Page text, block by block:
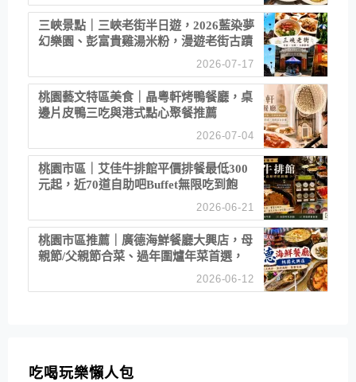
三峽景點｜三峽老街半日遊，2026藍染夢
幻樂園、彭富貴雞湯米粉，漫遊老街古蹟
2026-07-17
桃園藝文特區美食｜晶粵軒烤鴨餐廳，桌
邊片皮鴨三吃與港式點心聚餐推薦
2026-07-04
桃園市區｜艾佳牛排館平價排餐最低300
元起，近70道自助吧Buffet無限吃到飽
2026-06-21
桃園市區推薦｜廣德海鮮餐廳大興店，母
親節/父親節合菜、過年圍爐年菜首選，
2026-06-12
吃喝玩樂懶人包